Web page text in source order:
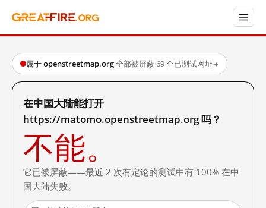
属于 openstreetmap.org·全部被屏蔽·69 个已测试网址→
在中国大陆能打开
https://matomo.openstreetmap.org 吗？
不能。
它已被屏蔽——最近 2 次有定论的测试中有 100% 在中
国大陆失败。